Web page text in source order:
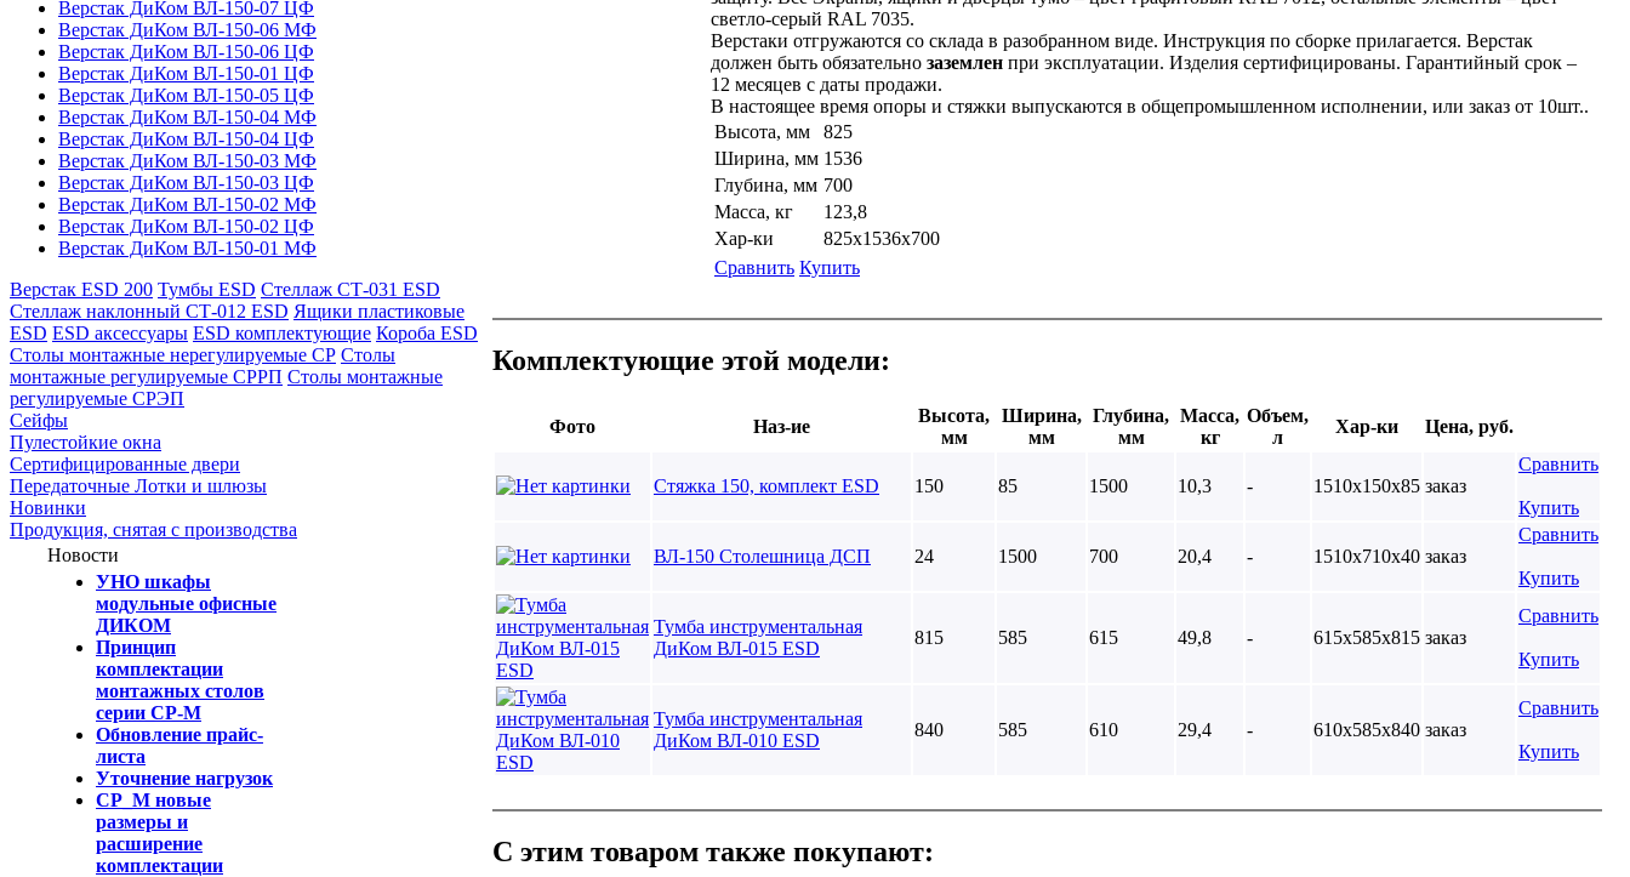
Верстак ДиКом ВЛ-150-07 ЦФ
Верстак ДиКом ВЛ-150-06 МФ
Верстак ДиКом ВЛ-150-06 ЦФ
Верстак ДиКом ВЛ-150-01 ЦФ
Верстак ДиКом ВЛ-150-05 ЦФ
Верстак ДиКом ВЛ-150-04 МФ
Верстак ДиКом ВЛ-150-04 ЦФ
Верстак ДиКом ВЛ-150-03 МФ
Верстак ДиКом ВЛ-150-03 ЦФ
Верстак ДиКом ВЛ-150-02 МФ
Верстак ДиКом ВЛ-150-02 ЦФ
Верстак ДиКом ВЛ-150-01 МФ
Верстак ESD 200 Тумбы ESD Стеллаж СТ-031 ESD
Стеллаж наклонный СТ-012 ESD Ящики пластиковые
ESD ESD аксессуары ESD комплектующие Короба ESD
Столы монтажные нерегулируемые СР Столы
монтажные регулируемые СРРП Столы монтажные
регулируемые СРЭП
Сейфы
Пулестойкие окна
Сертифицированные двери
Передаточные Лотки и шлюзы
Новинки
Продукция, снятая с производства
Новости
УНО шкафы
модульные офисные
ДИКОМ
Принцип
комплектации
монтажных столов
серии СР-М
Обновление прайс-
листа
Уточнение нагрузок
СР_М новые
размеры и
расширение
комплектации
светло-серый RAL 7035.
Верстаки отгружаются со склада в разобранном виде. Инструкция по сборке прилагается. Верстак
должен быть обязательно заземлен при эксплуатации. Изделия сертифицированы. Гарантийный срок –
12 месяцев с даты продажи.
В настоящее время опоры и стяжки выпускаются в общепромышленном исполнении, или заказ от 10шт..
Высота, мм
825
Ширина, мм 1536
Глубина, мм 700
Масса, кг
123,8
Хар-ки
825х1536х700
Сравнить Купить
Комплектующие этой модели:
Фото Наз-ие
Высота,
мм
Ширина,
мм
Глубина,
мм
Масса,
кг
Объем,
л
Хар-ки Цена, руб.
Стяжка 150, комплект ESD 150 85 1500 10,3 - 1510х150х85 заказ
Сравнить
Купить
ВЛ-150 Столешница ДСП 24 1500 700 20,4 - 1510х710х40 заказ
Сравнить
Купить
Тумба инструментальная
ДиКом ВЛ-015 ESD
815 585 615 49,8 - 615х585х815 заказ
Сравнить
Купить
Тумба инструментальная
ДиКом ВЛ-010 ESD
840 585 610 29,4 - 610х585х840 заказ
Сравнить
Купить
С этим товаром также покупают: